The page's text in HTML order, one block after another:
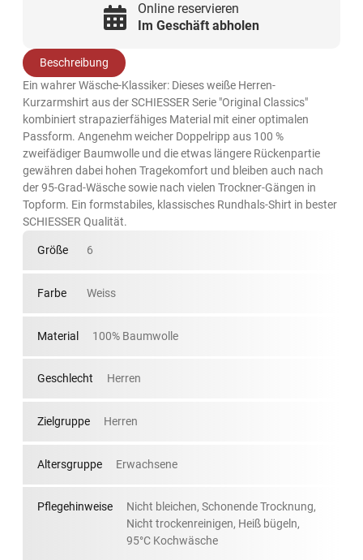
Online reservieren
Im Geschäft abholen
Beschreibung
Ein wahrer Wäsche-Klassiker: Dieses weiße Herren-
Kurzarmshirt aus der SCHIESSER Serie "Original Classics"
kombiniert strapazierfähiges Material mit einer optimalen
Passform. Angenehm weicher Doppelripp aus 100 %
zweifädiger Baumwolle und die etwas längere Rückenpartie
gewähren dabei hohen Tragekomfort und bleiben auch nach
der 95-Grad-Wäsche sowie nach vielen Trockner-Gängen in
Topform. Ein formstabiles, klassisches Rundhals-Shirt in bester
SCHIESSER Qualität.
Größe 6
Farbe Weiss
Material 100% Baumwolle
Geschlecht Herren
Zielgruppe Herren
Altersgruppe Erwachsene
Pflegehinweise
Nicht bleichen, Schonende Trocknung,
Nicht trockenreinigen, Heiß bügeln,
95°C Kochwäsche